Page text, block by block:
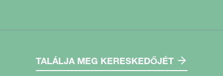
TALÁLJA MEG KERESKEDŐJÉT